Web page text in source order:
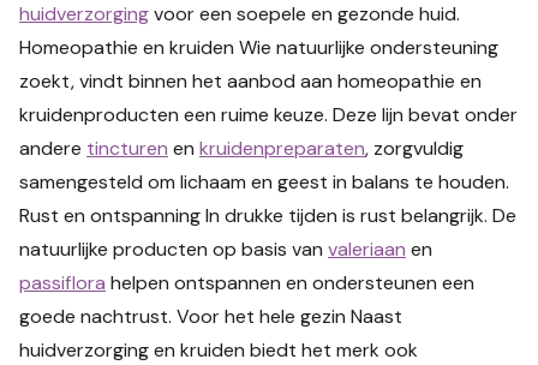
huidverzorgingvoor een soepele en gezonde huid.
Homeopathie en kruiden Wie natuurlijke ondersteuning
zoekt, vindt binnen het aanbod aan homeopathie en
kruidenproducten een ruime keuze. Deze lijn bevat onder
andere tincturen en kruidenpreparaten, zorgvuldig
samengesteld om lichaam en geest in balans te houden.
Rust en ontspanning In drukke tijden is rust belangrijk. De
natuurlijke producten op basis van valeriaan en
passiflora helpen ontspannen en ondersteunen een
goede nachtrust. Voor het hele gezin Naast
huidverzorging en kruiden biedt het merk ook